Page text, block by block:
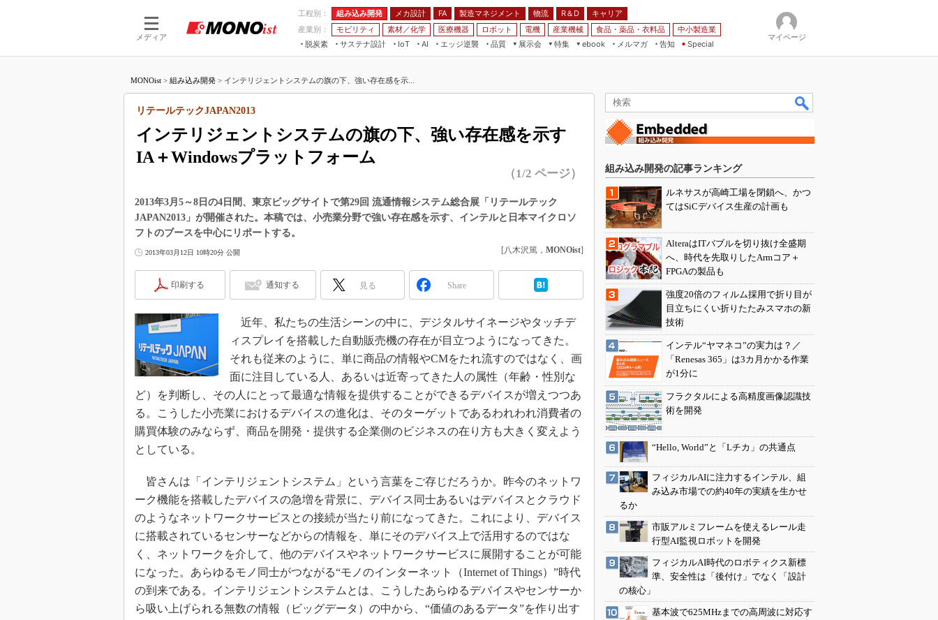
メディア
工程別： 組み込み開発 メカ設計 FA 製造マネジメント 物流 R＆D
キャリア
産業別：
モビリティ 素材／化学 医療機器 ロボット 電機 産業機械 食品・薬品・衣料品
中小製造業
脱炭素
サステナ設計
IoT
つながる工場
AI
AI×設備保全
エッジ逆襲 品質
展示会
JIMTOF
IIFES
TECHNO-FRONTIER
人テク展
日本ものづくりワールド
産業オープンネット展
特集
つながるクルマ
VR／AR
組み込みモデリング
3Dプリンタ
デジタルツインとCAE
S＆OP
インダストリー4.0
イノベーション
製造業ビッグデータ
知財マネジメント
海外生産
グローバル設計・開発
制御セキュリティ
新型コロナへの対応
ebook
FA
メルマガ
告知 Special
マイページ
MONOist > 組み込み開発 > インテリジェントシステムの旗の下、強い存在感を示...
インテリジェントシステムの旗の下、強い存在感を示す
IA＋Windowsプラットフォーム
リテールテックJAPAN2013
（1/2 ページ）
2013年3月5～8日の4日間、東京ビッグサイトで第29回 流通情報システム総合展「リテールテック
JAPAN2013」が開催された。本稿では、小売業分野で強い存在感を示す、インテルと日本マイクロソ
フトのブースを中心にリポートする。
2013年03月12日 10時20分 公開 [八木沢篤， MONOist]
印刷する 通知する 見る Share
近年、私たちの生活シーンの中に、デジタルサイネージやタッチデ
ィスプレイを搭載した自動販売機の存在が目立つようになってきた。
それも従来のように、単に商品の情報やCMをたれ流すのではなく、画
面に注目している人、あるいは近寄ってきた人の属性（年齢・性別な
ど）を判断し、その人にとって最適な情報を提供することができるデバイスが増えつつあ
る。こうした小売業におけるデバイスの進化は、そのターゲットであるわれわれ消費者の
購買体験のみならず、商品を開発・提供する企業側のビジネスの在り方も大きく変えよう
としている。
皆さんは「インテリジェントシステム」という言葉をご存じだろうか。昨今のネットワ
ーク機能を搭載したデバイスの急増を背景に、デバイス同士あるいはデバイスとクラウド
のようなネットワークサービスとの接続が当たり前になってきた。これにより、デバイス
に搭載されているセンサーなどからの情報を、単にそのデバイス上で活用するのではな
く、ネットワークを介して、他のデバイスやネットワークサービスに展開することが可能
になった。あらゆるモノ同士がつながる“モノのインターネット（Internet of Things）”時代
の到来である。インテリジェントシステムとは、こうしたあらゆるデバイスやセンサーか
ら吸い上げられる無数の情報（ビッグデータ）の中から、“価値のあるデータ”を作り出す
組み込み開発の記事ランキング
ルネサスが高崎工場を閉鎖へ、かつ
てはSiCデバイス生産の計画も
AlteraはITバブルを切り抜け全盛期
へ、時代を先取りしたArmコア＋
FPGAの製品も
強度20倍のフィルム採用で折り目が
目立ちにくい折りたたみスマホの新
技術
インテル“ヤマネコ”の実力は？／
「Renesas 365」は3カ月かかる作業
が1分に
フラクタルによる高精度画像認識技
術を開発
“Hello, World”と「Lチカ」の共通点
フィジカルAIに注力するインテル、組
み込み市場での約40年の実績を生かせ
るか
市販アルミフレームを使えるレール走
行型AI監視ロボットを開発
フィジカルAI時代のロボティクス新標
準、安全性は「後付け」でなく「設計
の核心」
基本波で625MHzまでの高周波に対応す